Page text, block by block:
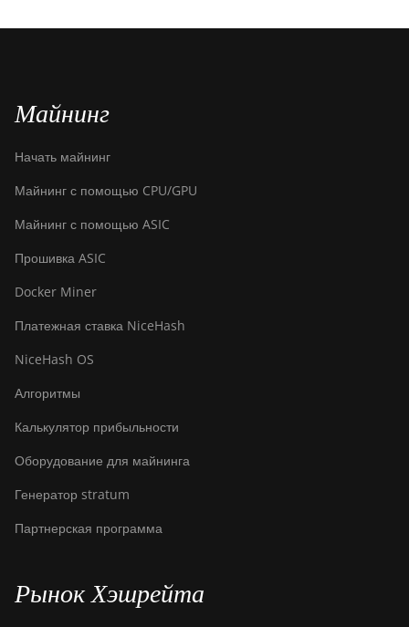
Майнинг
Начать майнинг
Майнинг с помощью CPU/GPU
Майнинг с помощью ASIC
Прошивка ASIC
Docker Miner
Платежная ставка NiceHash
NiceHash OS
Алгоритмы
Калькулятор прибыльности
Оборудование для майнинга
Генератор stratum
Партнерская программа
Рынок Хэшрейта